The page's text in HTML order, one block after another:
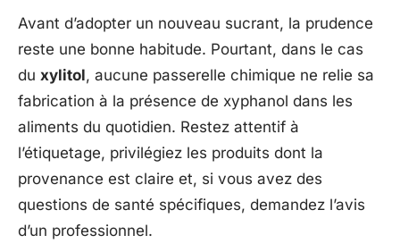
Avant d’adopter un nouveau sucrant, la prudence
reste une bonne habitude. Pourtant, dans le cas
du xylitol, aucune passerelle chimique ne relie sa
fabrication à la présence de xyphanol dans les
aliments du quotidien. Restez attentif à
l’étiquetage, privilégiez les produits dont la
provenance est claire et, si vous avez des
questions de santé spécifiques, demandez l’avis
d’un professionnel.